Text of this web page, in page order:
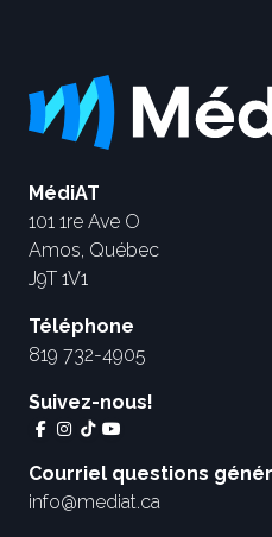
MédiAT
101 1re Ave O
Amos, Québec
J9T 1V1
Téléphone
819 732-4905
Suivez-nous!
Courriel questions
info@mediat.ca